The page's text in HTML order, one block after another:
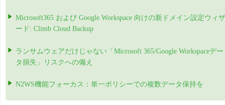
Microsoft365 および Google Workspace 向けの新ドメイン設定ウィザ
ード: Climb Cloud Backup
ランサムウェアだけじゃない「Microsoft 365/Google Workspaceデー
タ損失」リスクへの備え
N2WS機能フォーカス：単一ポリシーでの複数データ保持を